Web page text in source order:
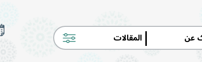
|